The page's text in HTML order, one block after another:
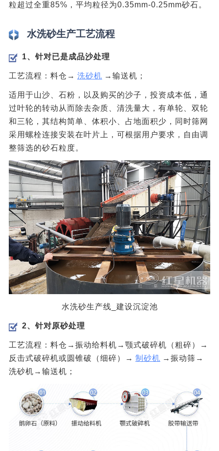
粒超过全重85%，平均粒径为0.35mm-0.25mm砂石。
水洗砂生产工艺流程
1、针对已是成品沙处理
工艺流程：料仓→ 洗砂机 →输送机；
适用于山沙、石粉，以及购买的沙子，投资成本低，通
过叶轮的转动从而除去杂质、清洗量大，有单轮、双轮
和三轮，其结构简单、体积小、占地面积少，同时筛网
采用螺栓连接安装在叶片上，可根据用户要求，自由调
整筛选的砂石粒度。
水洗砂生产线_建设沉淀池
2、针对原砂处理
工艺流程：料仓→振动给料机→颚式破碎机（粗碎）→
反击式破碎机或圆锥破（细碎）→ 制砂机 →振动筛→
洗砂机→输送机；